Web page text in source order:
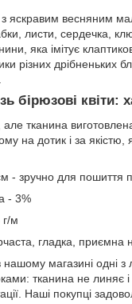
з яскравим весняним
листи, сердечка,
яка імітує
різних дрібненьких
бірюзові квіти:
тканина
на дотик і за якістю,
- зручно для пошиття
- 3%
г/м
гладка, приємна
нашому магазині одні з
тканина не линяє і
Наші покупці